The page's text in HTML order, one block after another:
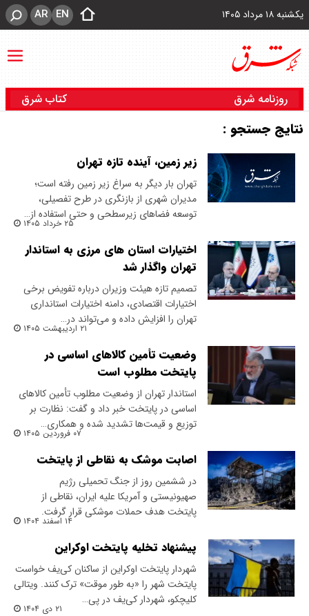
یکشنبه ۱۸ مرداد ۱۴۰۵ EN
AR
روزنامه شرق کتاب شرق
نتایج جستجو :
زیر زمین، آینده تازه تهران
تهران بار دیگر به سراغ زیر زمین رفته است؛
مدیران شهری از بازنگری در طرح تفصیلی،
توسعه فضاهای زیرسطحی و حتی استفاده از…
۲۵ خرداد ۱۴۰۵
اختیارات استان های مرزی به استاندار
تهران واگذار شد
تصمیم تازه هیئت وزیران درباره تفویض برخی
اختیارات اقتصادی، دامنه اختیارات استانداری
تهران را افزایش داده و می‌تواند در…
۲۱ اردیبهشت ۱۴۰۵
وضعیت تأمین کالاهای اساسی در
پایتخت مطلوب است
استاندار تهران از وضعیت مطلوب تأمین کالاهای
اساسی در پایتخت خبر داد و گفت: نظارت بر
توزیع و قیمت‌ها تشدید شده و همکاری…
۰۷ فروردین ۱۴۰۵
اصابت موشک به نقاطی از پایتخت
در ششمین روز از جنگ تحمیلی رژیم
صهیونیستی و آمریکا علیه ایران، نقاطی از
پایتخت هدف حملات موشکی قرار گرفت.
۱۴ اسفند ۱۴۰۴
پیشنهاد تخلیه پایتخت اوکراین
شهردار پایتخت اوکراین از ساکنان کی‌یف خواست
پایتخت شهر را «به طور موقت» ترک کنند. ویتالی
کلیچکو، شهردار کی‌یف در پی…
۲۱ دی ۱۴۰۴